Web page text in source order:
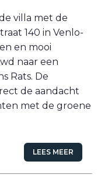
villa met de
140 in Venlo-
en mooi
naar een
Rats. De
de aandacht
met de groene
LEES MEER